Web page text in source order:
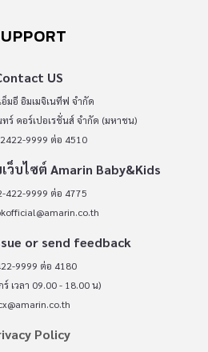
US
อ็มอี อิมเมจิเนทีฟ จำกัด
ร์ คอร์เปอเรชั่นส์ จำกัด (มหาชน)
9999 ต่อ 4510
บไซต์ Amarin Baby&Kids
422-9999 ต่อ 4775
or send feedback
9999 ต่อ 4180
เวลา 09.00 - 18.00 น)
Policy